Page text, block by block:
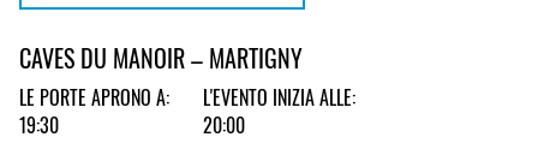
CAVES DU MANOIR – MARTIGNY
LE PORTE APRONO A:
19:30
L'EVENTO INIZIA ALLE:
20:00